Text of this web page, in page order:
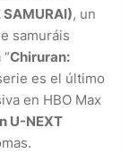
, un
samuráis
Chiruran:
es el último
en HBO Max
U-NEXT